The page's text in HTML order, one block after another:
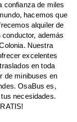
confianza de miles
hacemos que
alquiler de
además
Nuestra
excelentes
en toda
de minibuses en
OsaBus es,
necesidades.